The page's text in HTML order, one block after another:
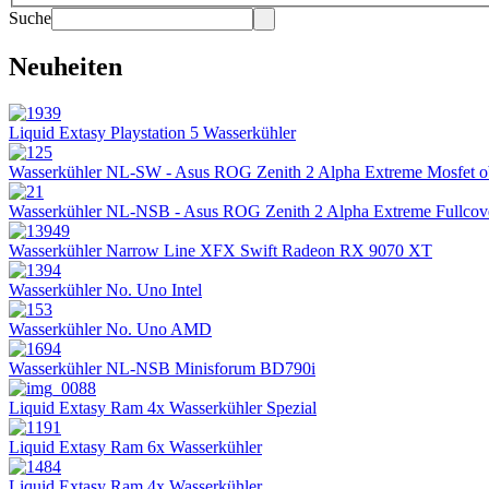
Suche
Neuheiten
Liquid Extasy Playstation 5 Wasserkühler
Wasserkühler NL-SW - Asus ROG Zenith 2 Alpha Extreme Mosfet
Wasserkühler NL-NSB - Asus ROG Zenith 2 Alpha Extreme
Wasserkühler Narrow Line XFX Swift Radeon RX 9070 XT
Wasserkühler No. Uno Intel
Wasserkühler No. Uno AMD
Wasserkühler NL-NSB Minisforum BD790i
Liquid Extasy Ram 4x Wasserkühler Spezial
Liquid Extasy Ram 6x Wasserkühler